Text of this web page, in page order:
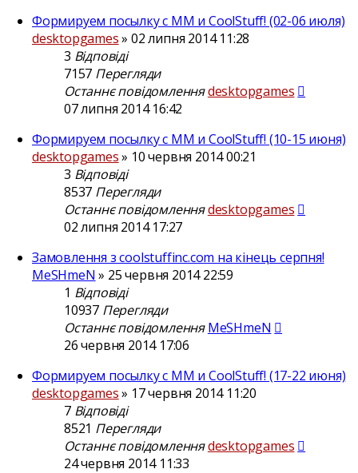
Формируем посылку с ММ и CoolStuff! (02-06 июля)
desktopgames»02 липня 2014 11:28
3 Відповіді
7157 Перегляди
Останнє повідомленняdesktopgames
07 липня 2014 16:42
Формируем посылку с ММ и CoolStuff! (10-15 июня)
desktopgames» 10 червня 2014 00:21
3 Відповіді
8537 Перегляди
Останнє повідомленняdesktopgames
02 липня 2014 17:27
Замовлення з coolstuffinc.com на кінець серпня!
MeSHmeN » 25 червня 2014 22:59
1 Відповіді
10937 Перегляди
Останнє повідомленняMeSHmeN
26 червня 2014 17:06
Формируем посылку с ММ и CoolStuff! (17-22 июня)
desktopgames» 17 червня 2014 11:20
7 Відповіді
8521 Перегляди
Останнє повідомленняdesktopgames
24 червня 2014 11:33